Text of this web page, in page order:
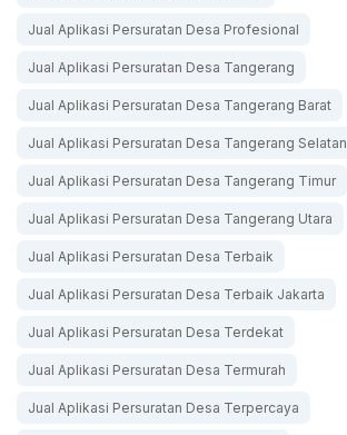
Jual Aplikasi Persuratan Desa Profesional
Jual Aplikasi Persuratan Desa Tangerang
Jual Aplikasi Persuratan Desa Tangerang Barat
Jual Aplikasi Persuratan Desa Tangerang Selatan
Jual Aplikasi Persuratan Desa Tangerang Timur
Jual Aplikasi Persuratan Desa Tangerang Utara
Jual Aplikasi Persuratan Desa Terbaik
Jual Aplikasi Persuratan Desa Terbaik Jakarta
Jual Aplikasi Persuratan Desa Terdekat
Jual Aplikasi Persuratan Desa Termurah
Jual Aplikasi Persuratan Desa Terpercaya